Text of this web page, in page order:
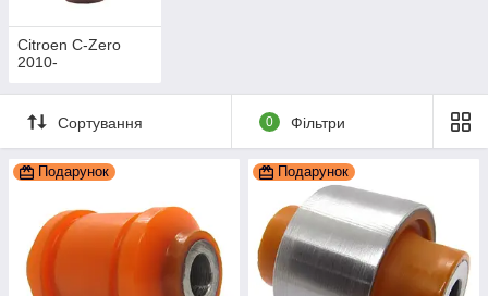
Citroen C-Zero
2010-
Сортування 0 Фільтри
Подарунок Подарунок